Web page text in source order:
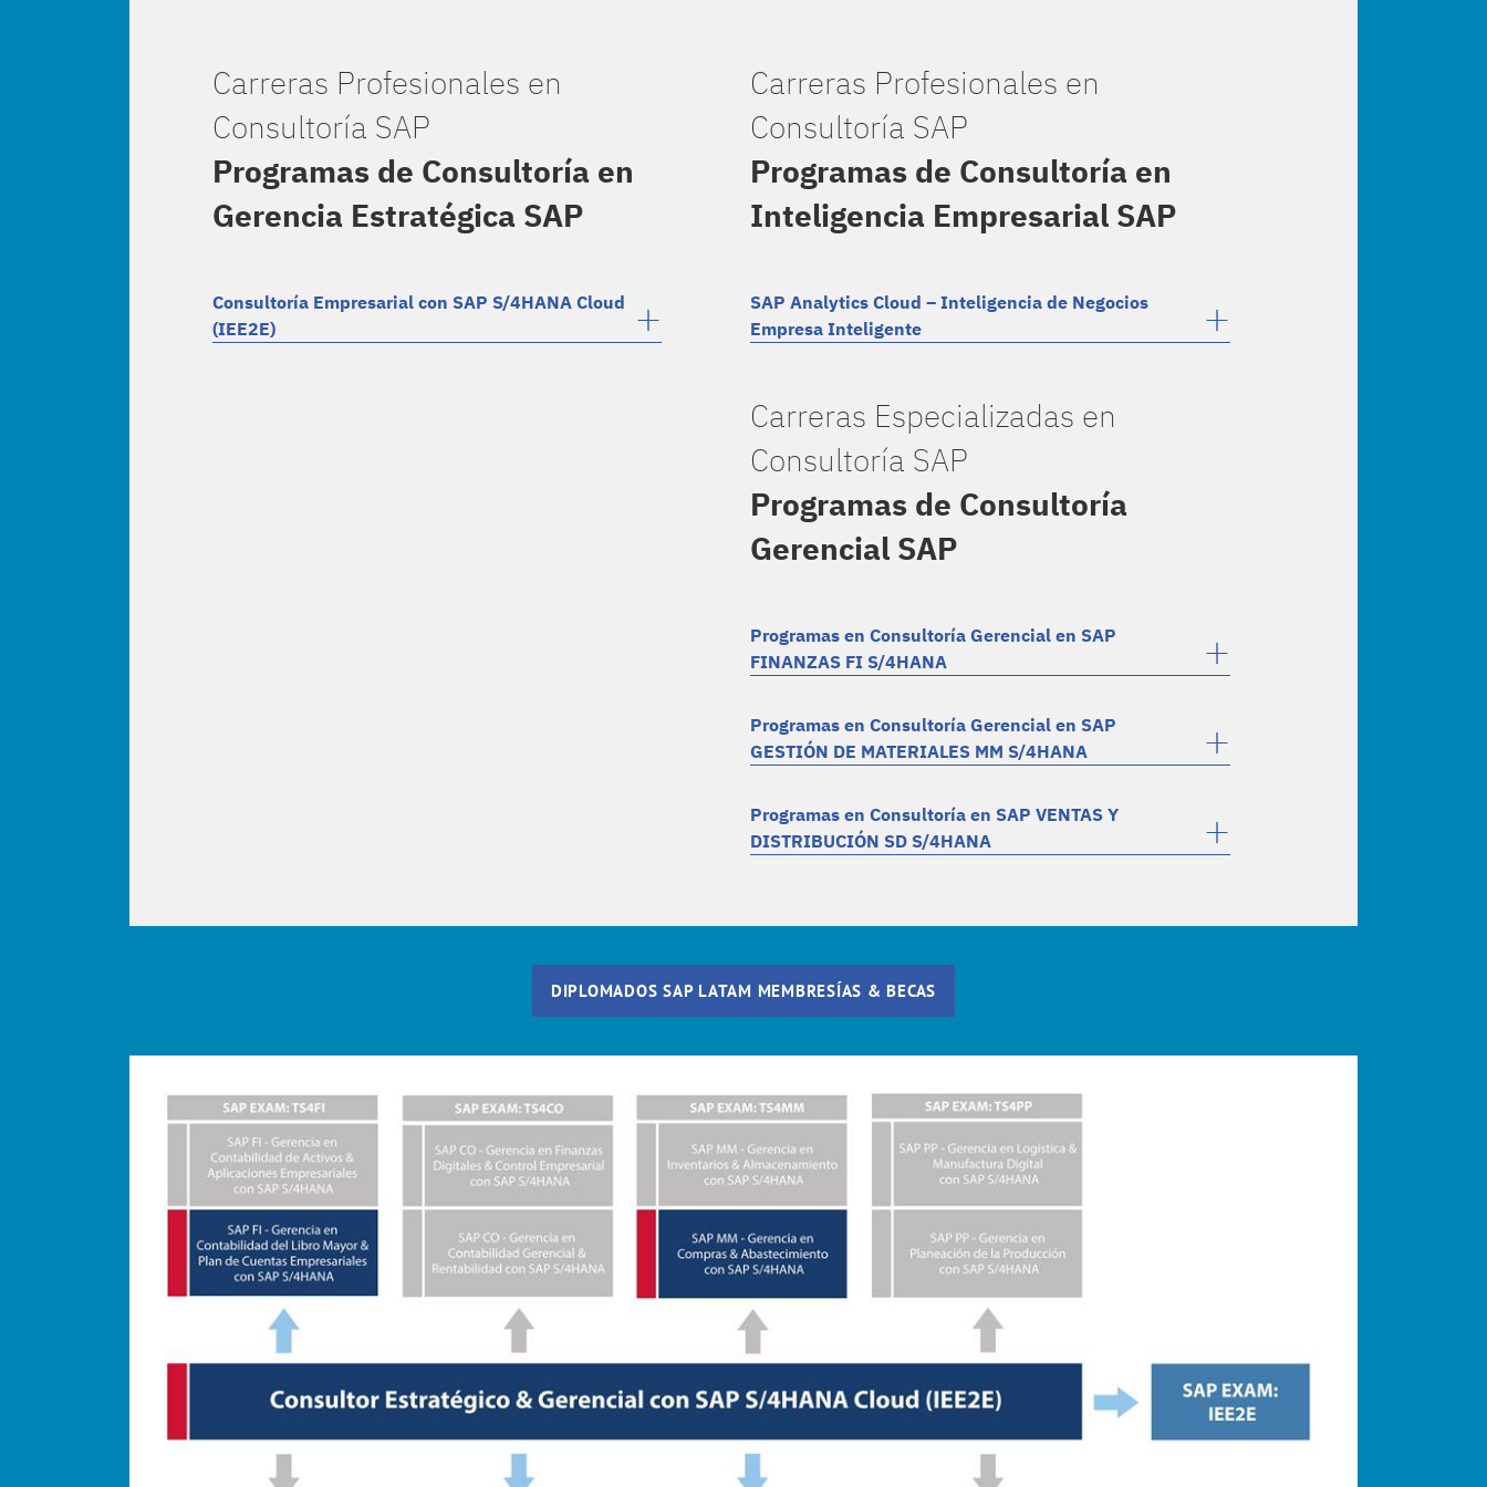
Carreras Profesionales en
Consultoría SAP
Programas de Consultoría en
Gerencia Estratégica SAP
Consultoría Empresarial con SAP S/4HANA Cloud
(IEE2E)
Carreras Profesionales en
Consultoría SAP
Programas de Consultoría en
Inteligencia Empresarial SAP
SAP Analytics Cloud – Inteligencia de Negocios
Empresa Inteligente
Carreras Especializadas en
Consultoría SAP
Programas de Consultoría
Gerencial SAP
Programas en Consultoría Gerencial en SAP
FINANZAS FI S/4HANA
Programas en Consultoría Gerencial en SAP
GESTIÓN DE MATERIALES MM S/4HANA
Programas en Consultoría en SAP VENTAS Y
DISTRIBUCIÓN SD S/4HANA
DIPLOMADOS SAP LATAM MEMBRESÍAS & BECAS